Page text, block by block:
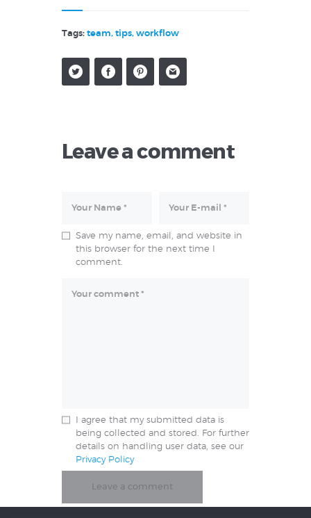
Tags: team, tips, workflow
Leave a comment
Save my name, email, and website in
this browser for the next time I
comment.
I agree that my submitted data is
being collected and stored. For further
details on handling user data, see our
Privacy Policy